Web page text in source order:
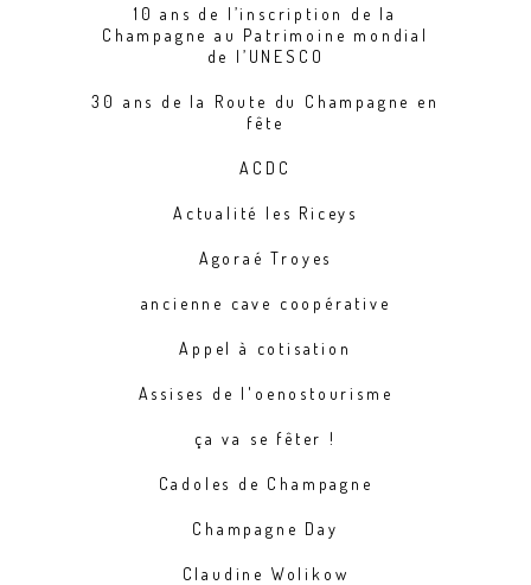
10 ans de l’inscription de la
Champagne au Patrimoine mondial
de l’UNESCO
30 ans de la Route du Champagne en
fête
ACDC
Actualité les Riceys
Agoraé Troyes
ancienne cave coopérative
Appel à cotisation
Assises de l'oenostourisme
ça va se fêter !
Cadoles de Champagne
Champagne Day
Claudine Wolikow